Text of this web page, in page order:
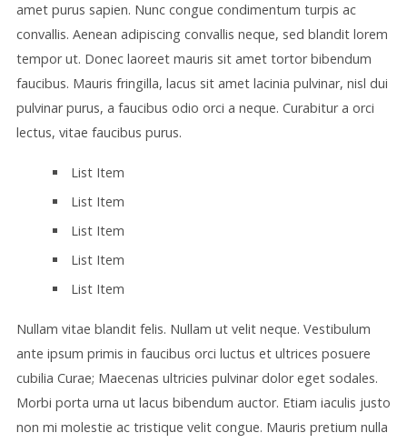
amet purus sapien. Nunc congue condimentum turpis ac
convallis. Aenean adipiscing convallis neque, sed blandit lorem
tempor ut. Donec laoreet mauris sit amet tortor bibendum
faucibus. Mauris fringilla, lacus sit amet lacinia pulvinar, nisl dui
pulvinar purus, a faucibus odio orci a neque. Curabitur a orci
lectus, vitae faucibus purus.
List Item
List Item
List Item
List Item
List Item
Nullam vitae blandit felis. Nullam ut velit neque. Vestibulum
ante ipsum primis in faucibus orci luctus et ultrices posuere
cubilia Curae; Maecenas ultricies pulvinar dolor eget sodales.
Morbi porta urna ut lacus bibendum auctor. Etiam iaculis justo
non mi molestie ac tristique velit congue. Mauris pretium nulla